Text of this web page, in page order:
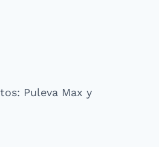
Puleva Max y